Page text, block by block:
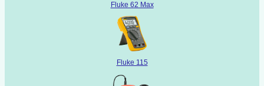
Fluke 62 Max
Fluke 115